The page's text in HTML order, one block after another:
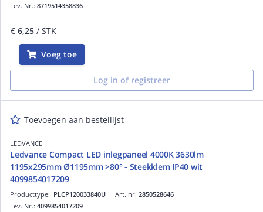
Lev. Nr.: 8719514358836
€ 6,25 / STK
Voeg toe
Log in of registreer
Toevoegen aan bestellijst
LEDVANCE
Ledvance Compact LED inlegpaneel 4000K 3630lm
1195x295mm Ø1195mm >80° - Steekklem IP40 wit
4099854017209
Art. nr. 2850528646
Producttype: PLCP120033840U
Lev. Nr.: 4099854017209